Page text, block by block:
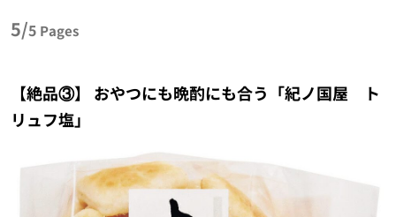
5/5 Pages
【絶品③】 おやつにも晩酌にも合う「紀ノ国屋 ト
リュフ塩」